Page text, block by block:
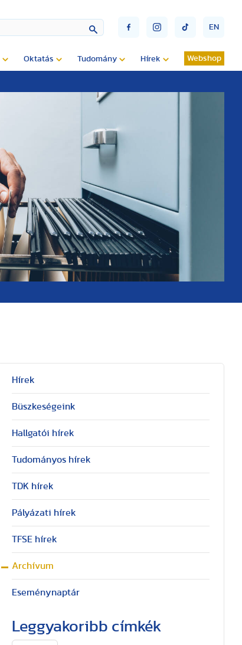
EN
Oktatás Tudomány Hírek Webshop
Hírek
Büszkeségeink
Hallgatói hírek
Tudományos hírek
TDK hírek
Pályázati hírek
TFSE hírek
Archívum
Eseménynaptár
Leggyakoribb címkék